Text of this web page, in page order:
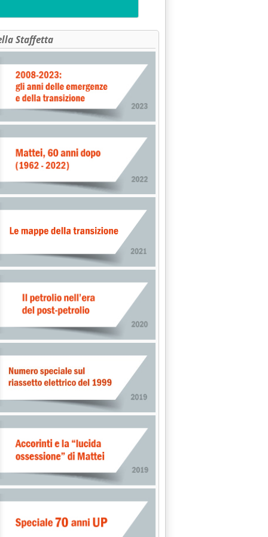
203/88: ASSOCOSTIERI SCRIVE AD AMBIENTE-
PER STUDI RIDUZIONE EMISSIONI TRAFFICO E
DIRETTIVA SEVESO SEMPRE PIU' INAPPLICATA'
Staffetta